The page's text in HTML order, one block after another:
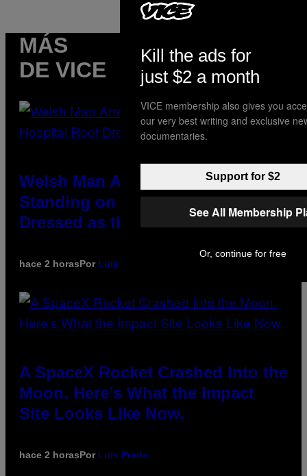
MÁS
DE VICE
Welsh Man Arrested After
Standing on a Hospital Roof
Dressed as the Grim Reaper
hace 2 horasPor Luis Prada
A SpaceX Rocket Crashed Into the
Moon. Here’s What the Impact
Site Looks Like Now.
hace 2 horasPor Luis Prada
Kill the ads for
just $2 a month
VICE membership also gives you
our very best writing and exclusive
documentaries.
Support for $2
See All Membership
Or, continue for free